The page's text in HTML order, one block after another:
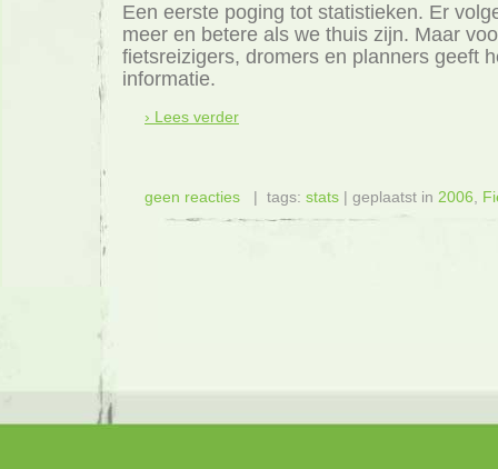
Een eerste poging tot statistieken. Er
meer en betere als we thuis zijn. Maar
fietsreizigers, dromers en planners geeft
informatie.
› Lees verder
geen reacties | tags: stats | geplaatst in 2006